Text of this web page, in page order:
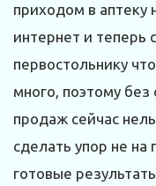
приходом в аптеку
интернет и теперь
первостольнику
много, поэтому
продаж сейчас
сделать упор не
готовые